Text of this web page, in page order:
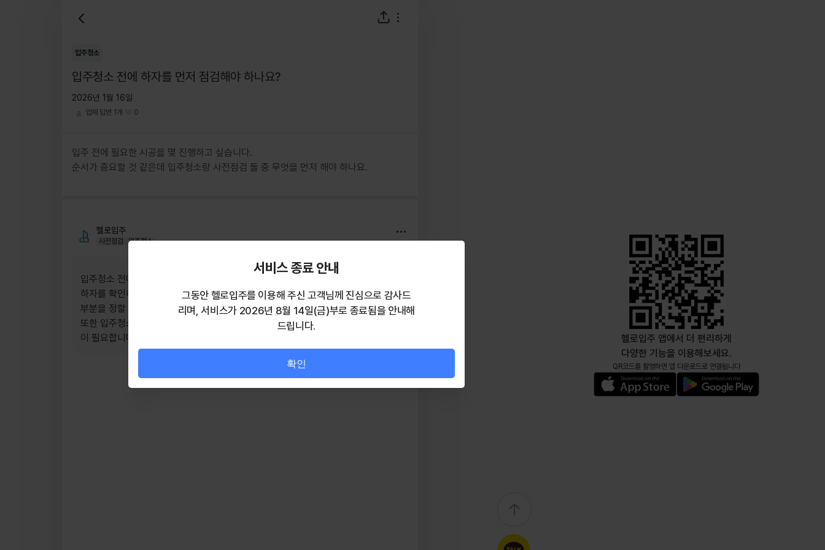
입주청소
입주청소 전에 하자를 먼저 점검해야 하나요?
2026년 1월 16일
업체 답변 1 개 0
입주 전에 필요한 시공을 몇 진행하고 싶습니다.
순서가 중요할 것 같은데 입주청소랑 사전점검 둘 중 무엇을 먼저 해야 하나요.
헬로입주
사전점검 입주청소
입주청소 전에 사전점검을 먼저 하시는 것을 추천합니다.
하자를 확인하는 것이 문제 책임을 명확하게 구분할 수 있으며 청소 과정에 필요한
부분을 정할 수 있습니다.
또한 입주청소 과정에서도 하자가 발견될 수 있기 때문에 두 시공 모두 세심한 확인
이 필요합니다.
헬로입주 앱에서 더 편리하게
다양한 기능을 이용해보세요.
QR코드를 촬영하면 앱 다운로드로 연결됩니다
서비스 종료 안내
그동안 헬로입주를 이용해 주신 고객님께 진심으로 감사드
리며, 서비스가 2026년 8월 14일(금)부로 종료됨을 안내해
드립니다.
확인